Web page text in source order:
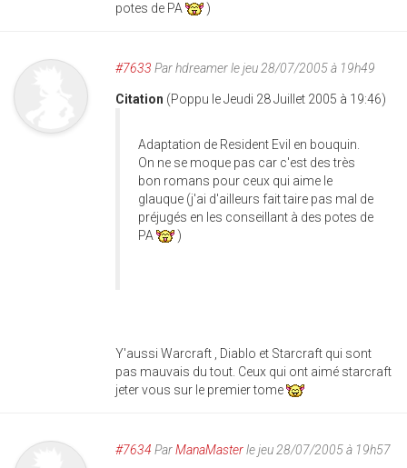
potes de PA
)
#7633 Parhdreamerle jeu 28/07/2005 à 19h49
Citation (Poppu le Jeudi 28 Juillet 2005 à 19:46)
Adaptation de Resident Evil en bouquin.
On ne se moque pas car c'est des très
bon romans pour ceux qui aime le
glauque (j'ai d'ailleurs fait taire pas mal de
préjugés en les conseillant à des potes de
PA
)
Y'aussi Warcraft , Diablo et Starcraft qui sont
pas mauvais du tout. Ceux qui ont aimé starcraft
jeter vous sur le premier tome
#7634 ParManaMasterle jeu 28/07/2005 à 19h57